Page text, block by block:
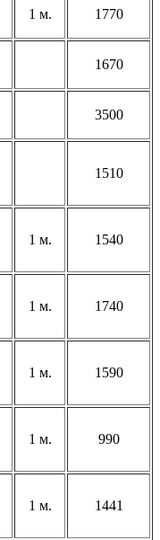
1 м. 1770
1670
3500
1510
1 м. 1540
1 м. 1740
1 м. 1590
1 м. 990
1 м. 1441